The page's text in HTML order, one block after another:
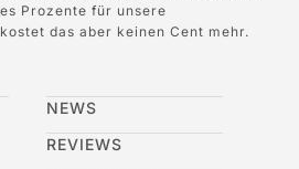
Prozente für unsere
das aber keinen Cent mehr.
NEWS
REVIEWS